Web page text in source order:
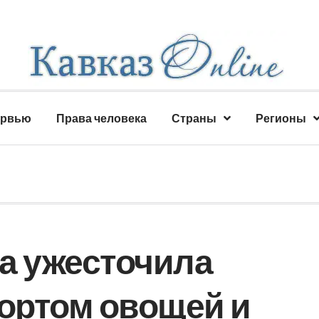
Права человека Страны Регионы
ужесточила
овощей и